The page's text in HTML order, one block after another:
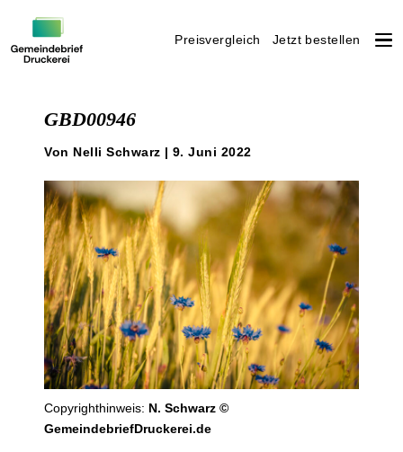
Preisvergleich Jetzt bestellen
GBD00946
Von Nelli Schwarz | 9. Juni 2022
Copyrighthinweis: N. Schwarz ©
GemeindebriefDruckerei.de